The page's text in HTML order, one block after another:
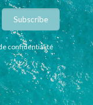
confidentialité